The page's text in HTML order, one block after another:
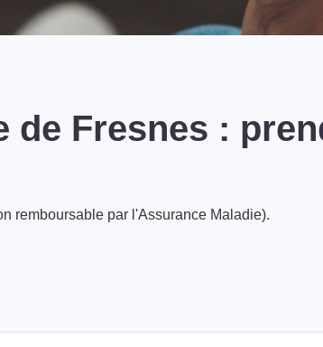
Fresnes :
remboursable par l'Assurance Maladie).